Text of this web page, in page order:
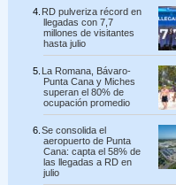
RD pulveriza récord en
llegadas con 7,7
millones de visitantes
hasta julio
La Romana, Bávaro-
Punta Cana y Miches
superan el 80% de
ocupación promedio
Se consolida el
aeropuerto de Punta
Cana: capta el 58% de
las llegadas a RD en
julio